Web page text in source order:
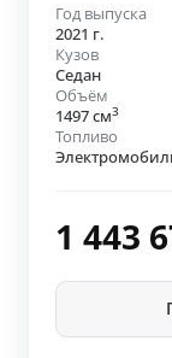
Год выпуска
2021 г.
Кузов
Седан
Объём
1497 см3
Топливо
1 443